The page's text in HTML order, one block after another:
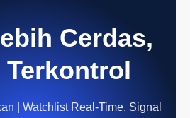
Cerdas,
Terkontrol
| Watchlist Real-Time, Signal